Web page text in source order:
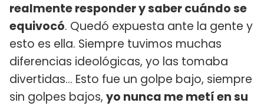
realmente responder y saber cuándo se
equivocó. Quedó expuesta ante la gente y
esto es ella. Siempre tuvimos muchas
diferencias ideológicas, yo las tomaba
divertidas... Esto fue un golpe bajo, siempre
sin golpes bajos, yo nunca me metí en su